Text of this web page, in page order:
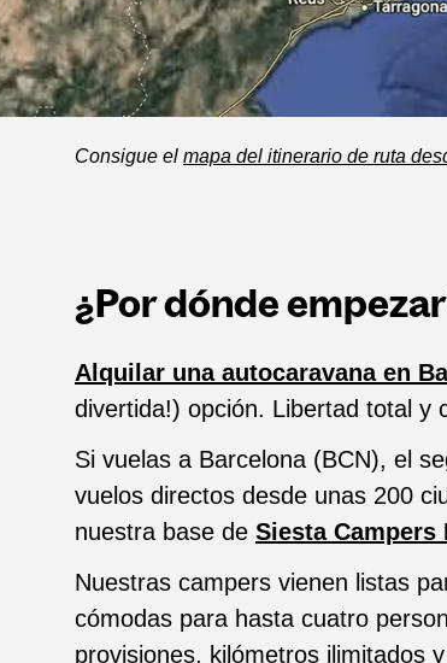
Consigue el mapa del itinerario de ruta
¿Por dónde
Alquilar una autocaravana en
divertida!) opción. Libertad total y
Si vuelas a Barcelona (BCN), el
vuelos directos desde unas 200
nuestra base de Siesta Campers
Nuestras campers vienen listas
cómodas para hasta cuatro
provisiones, kilómetros ilimitados